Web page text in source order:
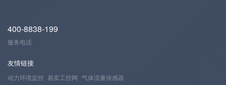
400-8838-199
服务电话
友情链接
动力环境监控 易卖工控网 气体流量传感器